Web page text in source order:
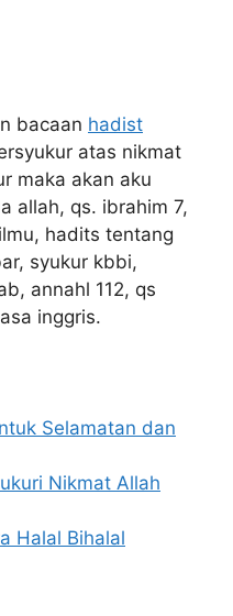
bacaan hadist
atas nikmat
maka akan aku
allah, qs. ibrahim 7,
hadits tentang
syukur kbbi,
annahl 112, qs
inggris.
Selamatan dan
Nikmat Allah
Halal Bihalal